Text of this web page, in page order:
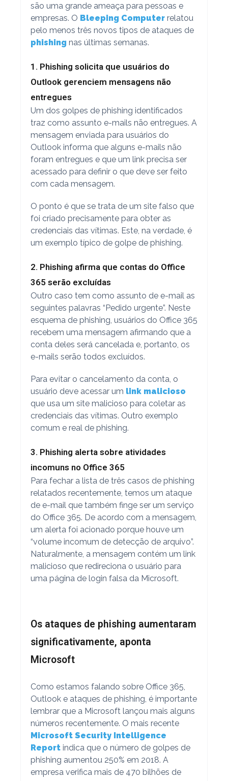
são uma grande ameaça para pessoas e
empresas. O Bleeping Computerrelatou
pelo menos três novos tipos de ataques de
phishing nas últimas semanas.
1. Phishing solicita que usuários do
Outlook gerenciem mensagens não
entregues
Um dos golpes de phishing identificados
traz como assunto e-mails não entregues. A
mensagem enviada para usuários do
Outlook informa que alguns e-mails não
foram entregues e que um link precisa ser
acessado para definir o que deve ser feito
com cada mensagem.
O ponto é que se trata de um site falso que
foi criado precisamente para obter as
credenciais das vítimas. Este, na verdade, é
um exemplo típico de golpe de phishing.
2. Phishing afirma que contas do Office
365 serão excluídas
Outro caso tem como assunto de e-mail as
seguintes palavras “Pedido urgente”. Neste
esquema de phishing, usuários do Office 365
recebem uma mensagem afirmando que a
conta deles será cancelada e, portanto, os
e-mails serão todos excluídos.
Para evitar o cancelamento da conta, o
usuário deve acessar um link malicioso
que usa um site malicioso para coletar as
credenciais das vítimas. Outro exemplo
comum e real de phishing.
3. Phishing alerta sobre atividades
incomuns no Office 365
Para fechar a lista de três casos de phishing
relatados recentemente, temos um ataque
de e-mail que também finge ser um serviço
do Office 365. De acordo com a mensagem,
um alerta foi acionado porque houve um
“volume incomum de detecção de arquivo”.
Naturalmente, a mensagem contém um link
malicioso que redireciona o usuário para
uma página de login falsa da Microsoft.
Os ataques de phishing aumentaram
significativamente, aponta
Microsoft
Como estamos falando sobre Office 365,
Outlook e ataques de phishing, é importante
lembrar que a Microsoft lançou mais alguns
números recentemente. O mais recente
Microsoft Security Intelligence
Reportindica que o número de golpes de
phishing aumentou 250% em 2018. A
empresa verifica mais de 470 bilhões de